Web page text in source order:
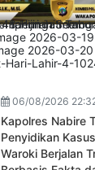
06/08/2026
Kapolres Nabire
Penyidikan
Waroki Berjalan